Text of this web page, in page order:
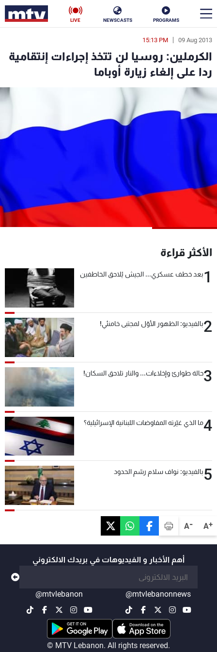
PROGRAMS
NEWSCASTS
LIVE
A+
A-
09 Aug 2013
15:13 PM
الكرملين: روسيا لن تتخذ إجراءات إنتقامية
ردا على إلغاء زيارة أوباما
الأكثر قراءة
1بعد خطف عسكري... الجيش يُلاحق الخاطفين
2بالفيديو: الظهور الأوّل لمجتبى خامنئي!
3حالة طوارئ وإخلاءات... والنار تلاحق السكان!
4ما الذي غيّرته المفاوضات اللبنانية الإسرائيلية؟
5بالفيديو: نواف سلام رسّم الحدود
أهم الأخبار و الفيديوهات في بريدك الالكتروني
@mtvlebanonnews
@mtvlebanon
© MTV Lebanon. All rights reserved.
en
الأخبار
سياسة
إقتصاد
كأس العالم
البرامج
شاهد البرامج
عن MTV
الإنـتـاج
وظائف
شروط الإسـتخدام
سياسة الخصوصية